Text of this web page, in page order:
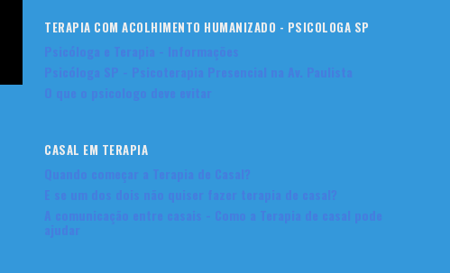
TERAPIA COM ACOLHIMENTO HUMANIZADO - PSICOLOGA SP
Psicóloga e Terapia - Informações
Psicóloga SP - Psicoterapia Presencial na Av. Paulista
O que o psicologo deve evitar
CASAL EM TERAPIA
Quando começar a Terapia de Casal?
E se um dos dois não quiser fazer terapia de casal?
A comunicação entre casais - Como a Terapia de casal pode
ajudar